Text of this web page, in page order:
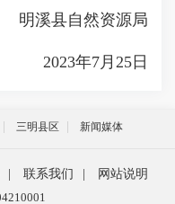
溪县自然资源局
2023年7月25日
三明县区 新闻媒体
联系我们
网站说明